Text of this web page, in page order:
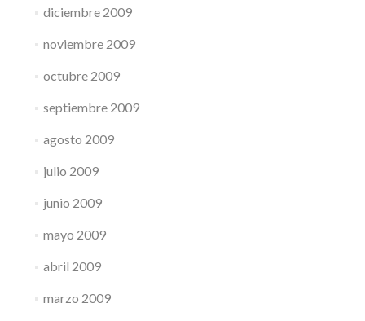
diciembre 2009
noviembre 2009
octubre 2009
septiembre 2009
agosto 2009
julio 2009
junio 2009
mayo 2009
abril 2009
marzo 2009